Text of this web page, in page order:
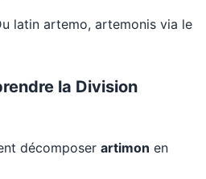
latin artemo, artemonis via le
la Division
décomposer artimon en